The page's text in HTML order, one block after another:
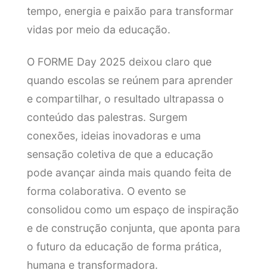
tempo, energia e paixão para transformar
vidas por meio da educação.
O FORME Day 2025 deixou claro que
quando escolas se reúnem para aprender
e compartilhar, o resultado ultrapassa o
conteúdo das palestras. Surgem
conexões, ideias inovadoras e uma
sensação coletiva de que a educação
pode avançar ainda mais quando feita de
forma colaborativa. O evento se
consolidou como um espaço de inspiração
e de construção conjunta, que aponta para
o futuro da educação de forma prática,
humana e transformadora.